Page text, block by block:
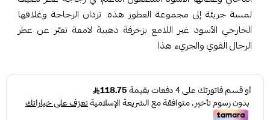
لمسة جريئة إلى مجموعة العطور هذه. تزدان الزجاجة وغلافها
الخارجي الأسود غير اللامع بزخرفة ذهبية لامعة تعبّر عن عطر
الرجال القوي والجريء هذا